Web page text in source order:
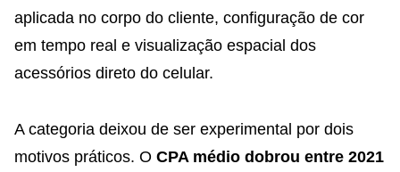
aplicada no corpo do cliente, configuração de cor
em tempo real e visualização espacial dos
acessórios direto do celular.
A categoria deixou de ser experimental por dois
motivos práticos. O CPA médio dobrou entre 2021